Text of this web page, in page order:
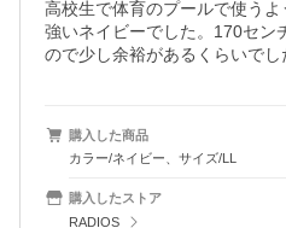
高校生で体育のプールで使う
強いネイビーでした。170セン
ので少し余裕があるくらいでし
購入した商品
カラー/ネイビー、サイズ/LL
購入したストア
RADIOS